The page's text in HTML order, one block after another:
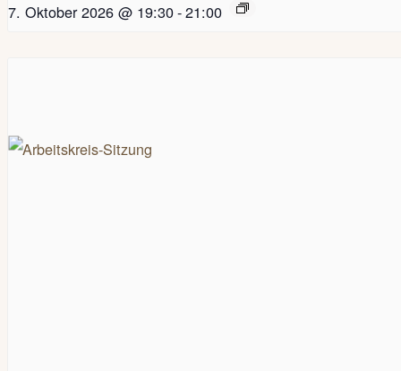
7. Oktober 2026 @ 19:30-21:00